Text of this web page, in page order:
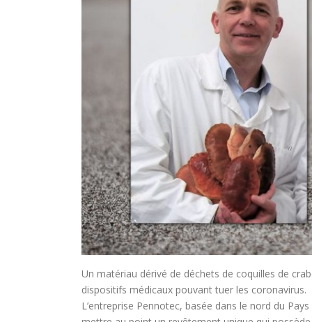
Un matériau dérivé de déchets de coquilles de
dispositifs médicaux pouvant tuer les coronavirus.
L’entreprise Pennotec, basée dans le nord du